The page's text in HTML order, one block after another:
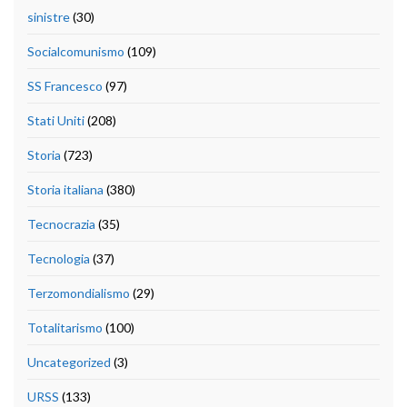
sinistre(30)
Socialcomunismo (109)
SS Francesco (97)
Stati Uniti(208)
Storia (723)
Storia italiana (380)
Tecnocrazia (35)
Tecnologia (37)
Terzomondialismo (29)
Totalitarismo (100)
Uncategorized (3)
URSS (133)